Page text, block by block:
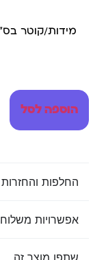
מידות/קוטר
הוספה לסל
החלפות והחזרות
אפשרויות
שתפו מוצר זה